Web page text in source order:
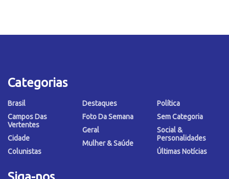
Categorias
Brasil
Campos Das
Vertentes
Cidade
Colunistas
Destaques
Foto Da Semana
Geral
Mulher & Saúde
Política
Sem Categoria
Social &
Personalidades
Últimas Notícias